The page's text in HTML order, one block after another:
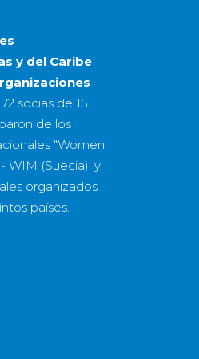
y del Caribe
72 sociasde 15
de los
"Women
WIM (Suecia), y
organizados
países.